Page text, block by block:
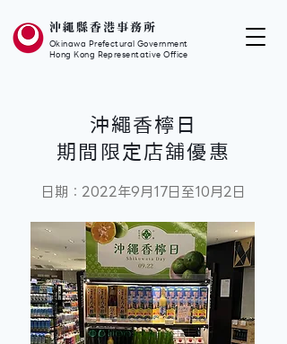
沖繩縣香港事務所
Okinawa Prefectural Government
Hong Kong Representative Office
沖繩香檸日
期間限定店舖優惠
日期：2022年9月17日至10月2日